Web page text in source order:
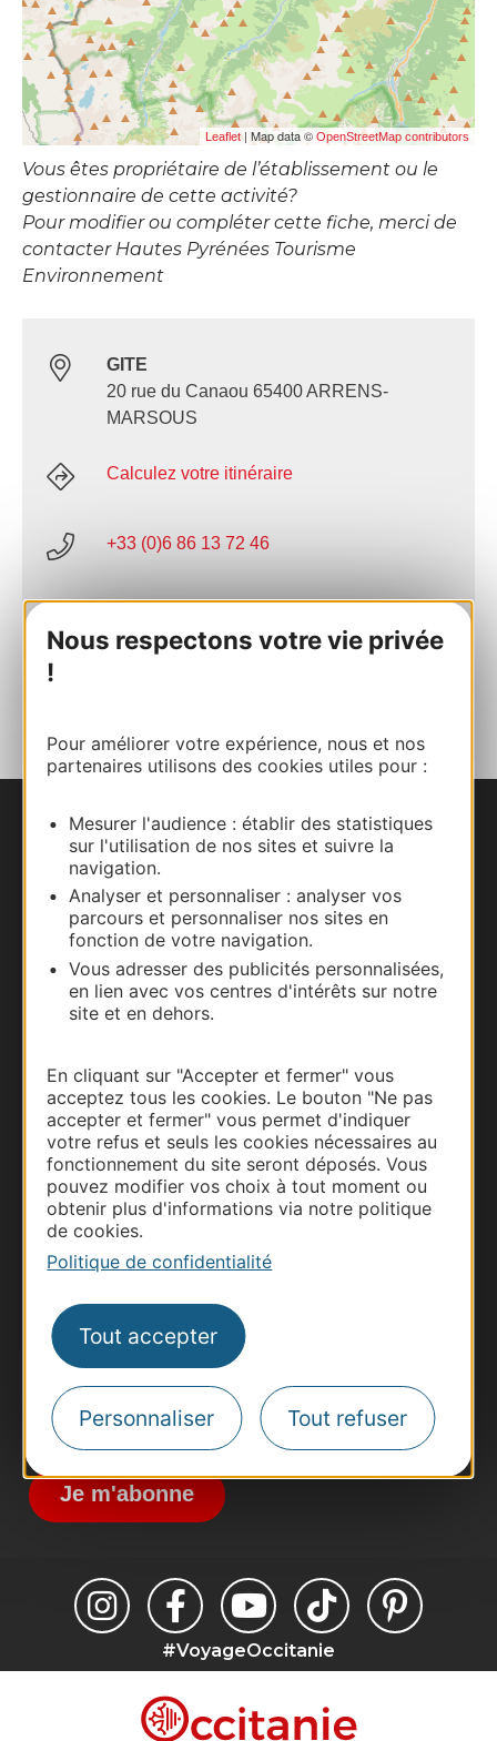
Nous respectons votre vie privée
!
Pour améliorer votre expérience, nous et nos
partenaires utilisons des cookies utiles pour :
Mesurer l'audience : établir des statistiques
sur l'utilisation de nos sites et suivre la
navigation.
Analyser et personnaliser : analyser vos
parcours et personnaliser nos sites en
fonction de votre navigation.
Vous adresser des publicités personnalisées,
en lien avec vos centres d'intérêts sur notre
site et en dehors.
En cliquant sur "Accepter et fermer" vous
acceptez tous les cookies. Le bouton "Ne pas
accepter et fermer" vous permet d'indiquer
votre refus et seuls les cookies nécessaires au
fonctionnement du site seront déposés. Vous
pouvez modifier vos choix à tout moment ou
obtenir plus d'informations via notre politique
de cookies.
Politique de confidentialité
Tout accepter
Personnaliser Tout refuser
Leaflet| Map data © OpenStreetMap contributors
Vous êtes propriétaire de l’établissement ou le
gestionnaire de cette activité?
Pour modifier ou compléter cette fiche, merci de
contacter Hautes Pyrénées Tourisme
Environnement
GITE
20 rue du Canaou 65400 ARRENS-
MARSOUS
Calculez votre itinéraire
+33 (0)6 86 13 72 46
Nous contacter
Carte interactive
Documentation
Thermalisme
Business/Mice
Pros d'Occitanie
Site presse et d'influence
Voyagistes
Destination Sport
Inscrivez-vous à la lettre d'information
Destination Occitanie pour recevoir des
suggestions de séjours, de visites et de sorties.
Je m'abonne
#VoyageOccitanie